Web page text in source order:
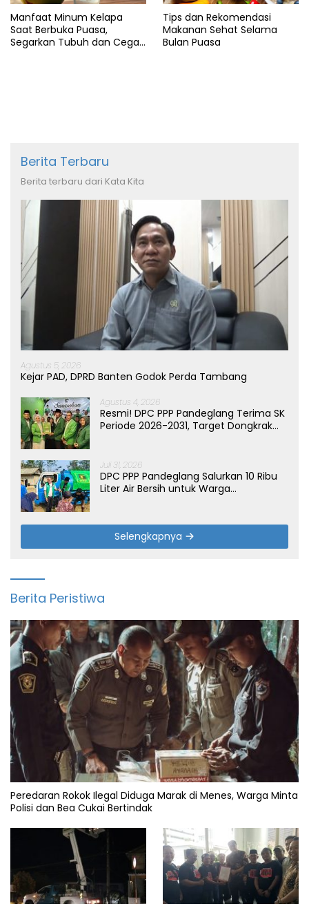
Manfaat Minum Kelapa
Saat Berbuka Puasa,
Segarkan Tubuh dan Cegah
Tips dan Rekomendasi
Makanan Sehat Selama
Bulan Puasa
Berita Terbaru
Berita terbaru dari Kata Kita
Agustus 5, 2026
Kejar PAD, DPRD Banten Godok Perda Tambang
Agustus 4, 2026
Resmi! DPC PPP Pandeglang Terima SK
Periode 2026-2031, Target Dongkrak
Juli 31, 2026
DPC PPP Pandeglang Salurkan 10 Ribu
Liter Air Bersih untuk Warga
Selengkapnya
Berita Peristiwa
Peredaran Rokok Ilegal Diduga Marak di Menes, Warga Minta
Polisi dan Bea Cukai Bertindak